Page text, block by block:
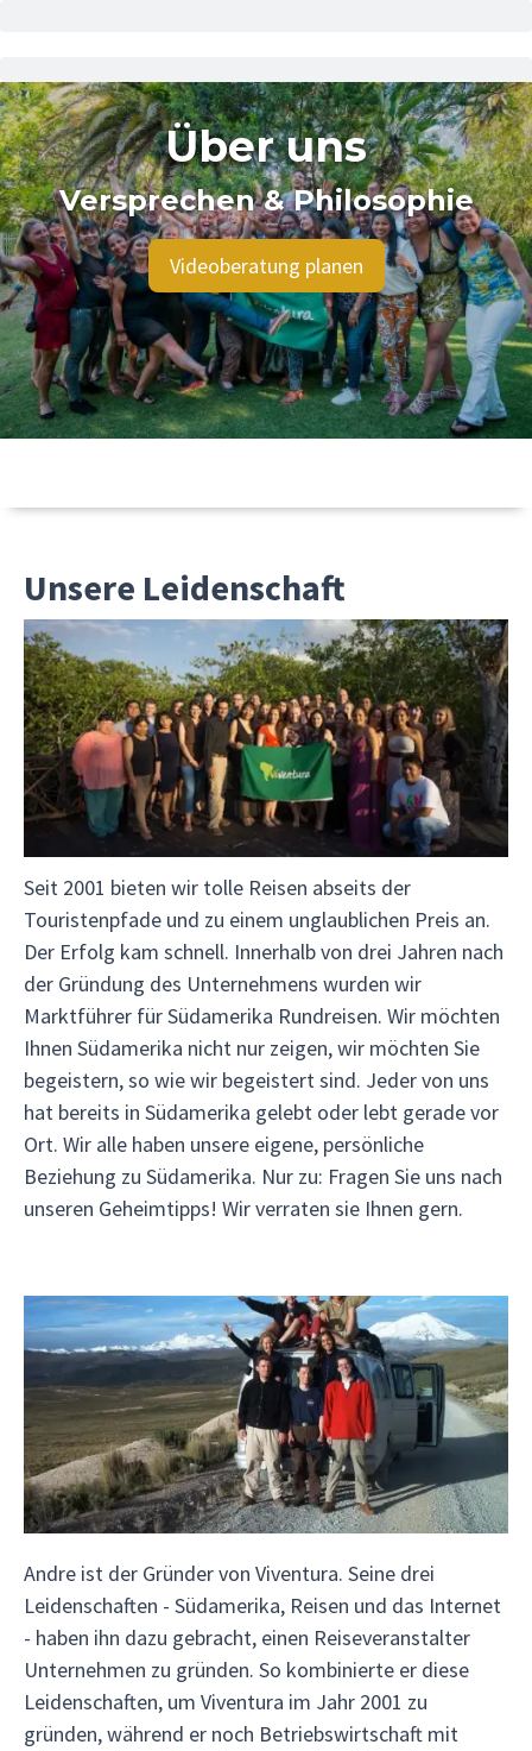
Über uns
Versprechen & Philosophie
Videoberatung planen
Unsere Leidenschaft
Seit 2001 bieten wir tolle Reisen abseits der
Touristenpfade und zu einem unglaublichen Preis an.
Der Erfolg kam schnell. Innerhalb von drei Jahren nach
der Gründung des Unternehmens wurden wir
Marktführer für Südamerika Rundreisen. Wir möchten
Ihnen Südamerika nicht nur zeigen, wir möchten Sie
begeistern, so wie wir begeistert sind. Jeder von uns
hat bereits in Südamerika gelebt oder lebt gerade vor
Ort. Wir alle haben unsere eigene, persönliche
Beziehung zu Südamerika. Nur zu: Fragen Sie uns nach
unseren Geheimtipps! Wir verraten sie Ihnen gern.
Andre ist der Gründer von Viventura. Seine drei
Leidenschaften - Südamerika, Reisen und das Internet
- haben ihn dazu gebracht, einen Reiseveranstalter
Unternehmen zu gründen. So kombinierte er diese
Leidenschaften, um Viventura im Jahr 2001 zu
gründen, während er noch Betriebswirtschaft mit